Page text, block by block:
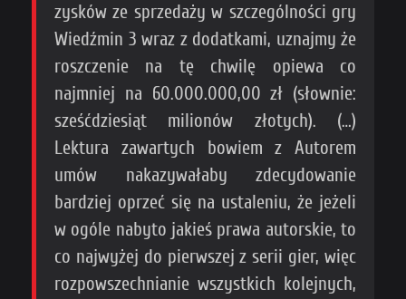
zysków ze sprzedaży w szczególności gry
Wiedźmin 3 wraz z dodatkami, uznajmy że
roszczenie na tę chwilę opiewa co
najmniej na 60.000.000,00 zł (słownie:
sześćdziesiąt milionów złotych). (…)
Lektura zawartych bowiem z Autorem
umów nakazywałaby zdecydowanie
bardziej oprzeć się na ustaleniu, że jeżeli
w ogóle nabyto jakieś prawa autorskie, to
co najwyżej do pierwszej z serii gier, więc
rozpowszechnianie wszystkich kolejnych,